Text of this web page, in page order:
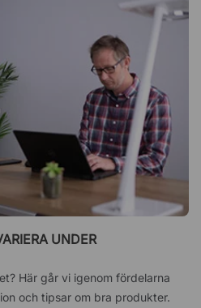
UNDER
Här går vi igenom fördelarna
och tipsar om bra produkter.